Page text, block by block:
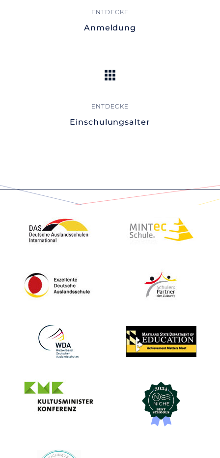
Anmeldung
Einschulungsalter